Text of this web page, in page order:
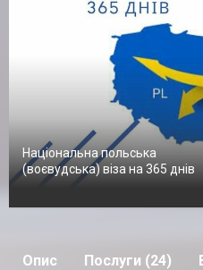
Національна польська
(воєвудська) віза на 365 днів
Опис Послуги (24)